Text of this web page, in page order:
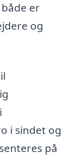
er
og
i sindet og
på